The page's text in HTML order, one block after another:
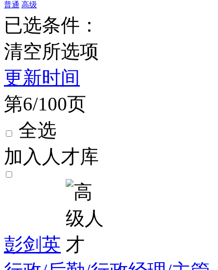
普通 高级
已选条件：
清空所选项
更新时间
第6/100页
全选
加入人才库
彭剑英